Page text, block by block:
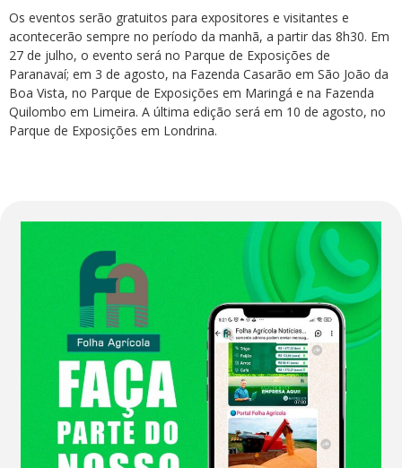
Os eventos serão gratuitos para expositores e visitantes e
acontecerão sempre no período da manhã, a partir das 8h30. Em
27 de julho, o evento será no Parque de Exposições de
Paranavaí; em 3 de agosto, na Fazenda Casarão em São João da
Boa Vista, no Parque de Exposições em Maringá e na Fazenda
Quilombo em Limeira. A última edição será em 10 de agosto, no
Parque de Exposições em Londrina.